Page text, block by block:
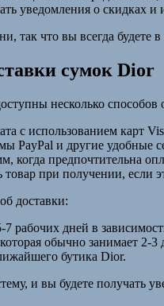
уведомления о скидках
так что вы всегда будете
сумок Dior
несколько
с использованием карт
PayPal и другие удобные
когда предпочтительна
товар при получении, если
доставки:
7 рабочих дней в
обычно занимает 2-3
бутика Dior.
и вы будете получать